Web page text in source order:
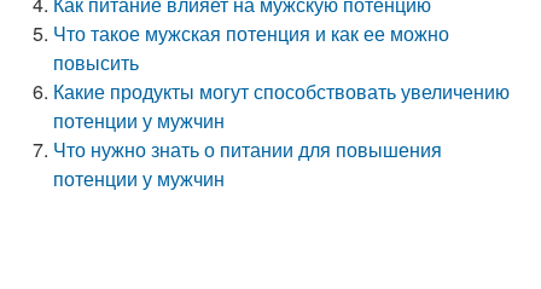
Что такое мужская потенция и как ее можно
повысить
Какие продукты могут способствовать увеличению
потенции у мужчин
Что нужно знать о питании для повышения
потенции у мужчин